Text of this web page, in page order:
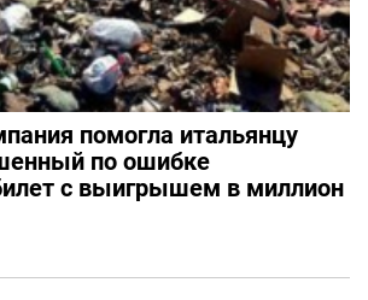
помогла итальянцу
по ошибке
с выигрышем в миллион